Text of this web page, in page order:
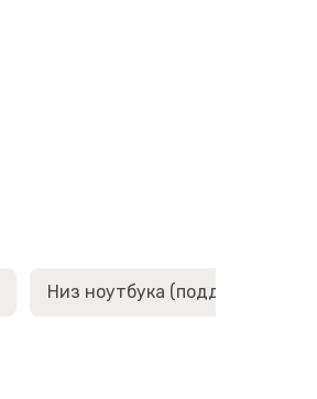
Низ ноутбука (поддон,